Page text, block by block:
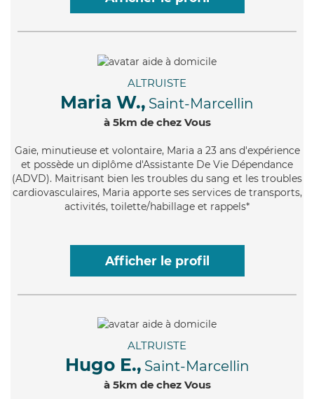
ALTRUISTE
Maria W., Saint-Marcellin
à 5km de chez Vous
Gaie, minutieuse et volontaire, Maria a 23 ans d'expérience
et possède un diplôme d'Assistante De Vie Dépendance
(ADVD). Maitrisant bien les troubles du sang et les troubles
cardiovasculaires, Maria apporte ses services de transports,
activités, toilette/habillage et rappels*
Afficher le profil
ALTRUISTE
Hugo E., Saint-Marcellin
à 5km de chez Vous